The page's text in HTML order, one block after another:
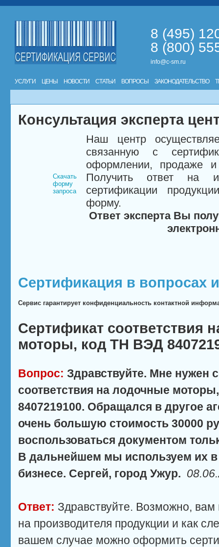
8 (495)
8 (800)
info@c-sm.ru
УСЛУГИ ЦЕНЫ НОВОСТИ СТАТЬИ ВОПРОСЫ ЗАКОНОДАТЕЛЬСТВО
Консультация эксперта
Скачать
форму
запроса
Наш центр
связанную с
оформлении, продаже и
Получить ответ на
сертификации
форму.
Ответ эксперта Вы
Сертификация в вопросах
Сервис гарантирует конфиденциальность контактной
Сертификат соответствия
моторы, код ТН ВЭД
Вопрос: Здравствуйте. Мне нужен
соответствия на лодочные
8407219100. Обращался в другое
очень большую стоимость 30000
воспользоваться документом
В дальнейшем мы используем их в
бизнесе. Сергей, город Ужур.
Ответ: Здравствуйте. Возможно, вам
на производителя продукции и как
вашем случае можно оформить